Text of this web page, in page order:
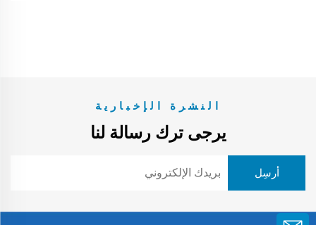
النشرة الإخبارية
يرجى ترك رسالة لنا